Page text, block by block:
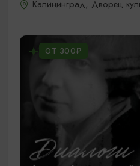
Калининград, Дворец
ОТ 300₽